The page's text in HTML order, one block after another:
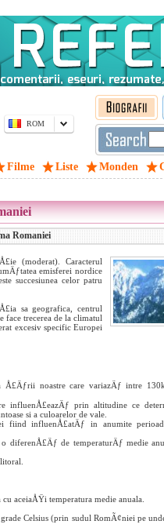
ROM
Filme Liste Monden
Romaniei
(moderat). Caracterul
emisferei nordice
succesiunea celor patru
sa geografica, centrul
face trecerea de la climatul
excesiv specific Europei
Å£Äƒrii noastre care variazÄƒ intre
prin altitudine ce
si a culoarelor de vale.
fiind influenÅ£atÄƒ in anumite
diferenÅ£Äƒ de temperaturÄƒ medie
aceiaÅŸi temperatura medie anuala.
Celsius (prin sudul RomÃ¢niei pe